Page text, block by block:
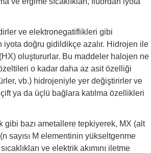
ve elektronegatiflikleri gibi
doğru gidildikçe azalır. Hidrojen ile
oluştururlar. Bu maddeler halojen ne
o kadar daha az asit özelliği
vb.) hidrojeniyle yer değiştirirler ve
ya da üçlü bağlara katılma özellikleri
bazı ametallere tepkiyerek, MX (alt
sayısı M elementinin yükseltgenme
ve elektrik akımını iletme